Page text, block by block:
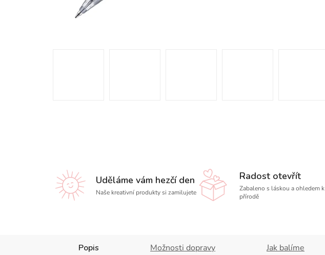
Uděláme vám hezčí den
Naše kreativní produkty si zamilujete
Radost otevřít
Zabaleno s láskou a ohledem k
přírodě
Popis Možnosti dopravy Jak balíme